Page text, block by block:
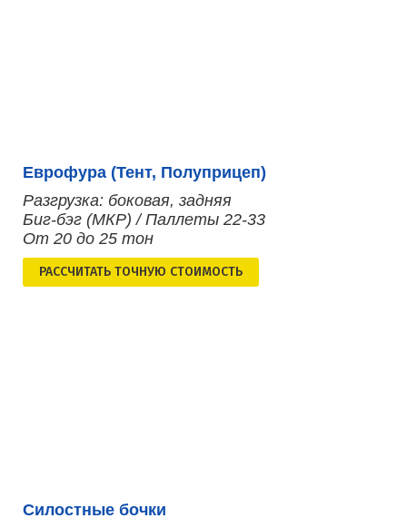
Еврофура (Тент, Полуприцеп)
Разгрузка: боковая, задняя
Биг-бэг (МКР) / Паллеты 22-33
От 20 до 25 тон
РАСCЧИТАТЬ ТОЧНУЮ СТОИМОСТЬ
Силостные бочки